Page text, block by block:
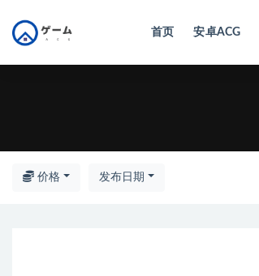
首页 安卓ACG
价格 发布日期